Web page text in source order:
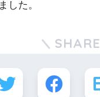
した。
SHARE